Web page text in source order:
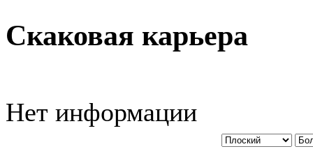
Скаковая карьера
Нет информации